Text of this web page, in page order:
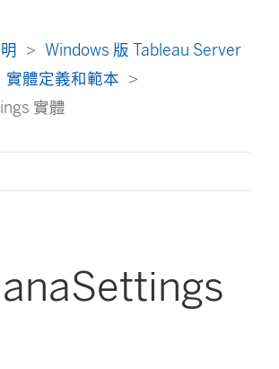
Windows 版 Tableau Server
實體定義和範本
實體